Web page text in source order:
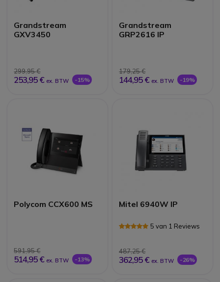
Grandstream
GXV3450
299,95 €
253,95 € ex. BTW -15%
Grandstream
GRP2616 IP
179,25 €
144,95 € ex. BTW -19%
Polycom CCX600 MS
591,95 €
514,95 € ex. BTW -13%
Mitel 6940W IP
5 van 1 Reviews
487,25 €
362,95 € ex. BTW -26%